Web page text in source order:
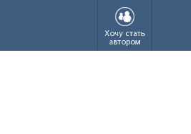
Хочу стать
автором